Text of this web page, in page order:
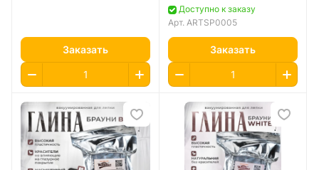
Заказать
Доступно к заказу
Арт. ARTSP0005
Заказать